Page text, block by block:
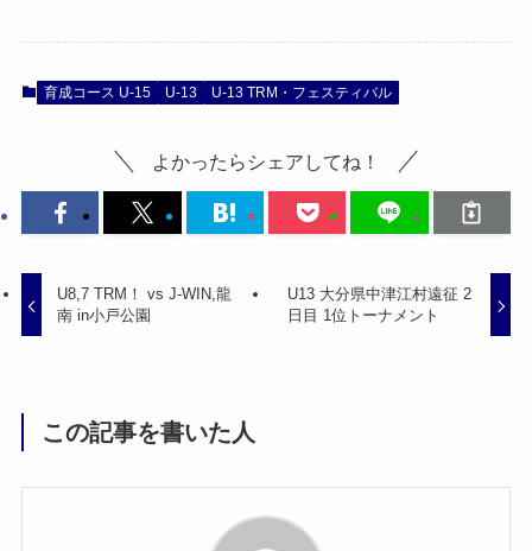
育成コース U-15 U-13 U-13 TRM・フェスティバル
よかったらシェアしてね！
U8,7 TRM！ vs J-WIN,龍
南 in小戸公園
U13 大分県中津江村遠征 2
日目 1位トーナメント
この記事を書いた人